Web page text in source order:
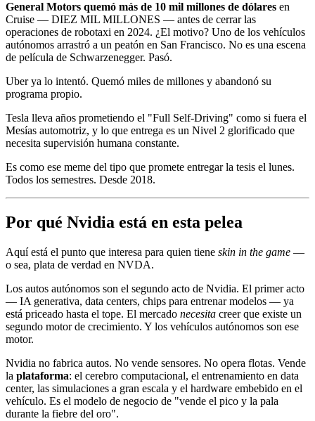
General Motors quemó más de 10 mil millones de dólares en
Cruise — DIEZ MIL MILLONES — antes de cerrar las
operaciones de robotaxi en 2024. ¿El motivo? Uno de los vehículos
autónomos arrastró a un peatón en San Francisco. No es una escena
de película de Schwarzenegger. Pasó.
Uber ya lo intentó. Quemó miles de millones y abandonó su
programa propio.
Tesla lleva años prometiendo el "Full Self-Driving" como si fuera el
Mesías automotriz, y lo que entrega es un Nivel 2 glorificado que
necesita supervisión humana constante.
Es como ese meme del tipo que promete entregar la tesis el lunes.
Todos los semestres. Desde 2018.
Por qué Nvidia está en esta pelea
Aquí está el punto que interesa para quien tiene skin in the game —
o sea, plata de verdad en NVDA.
Los autos autónomos son el segundo acto de Nvidia. El primer acto
— IA generativa, data centers, chips para entrenar modelos — ya
está priceado hasta el tope. El mercado necesita creer que existe un
segundo motor de crecimiento. Y los vehículos autónomos son ese
motor.
Nvidia no fabrica autos. No vende sensores. No opera flotas. Vende
la plataforma: el cerebro computacional, el entrenamiento en data
center, las simulaciones a gran escala y el hardware embebido en el
vehículo. Es el modelo de negocio de "vende el pico y la pala
durante la fiebre del oro".